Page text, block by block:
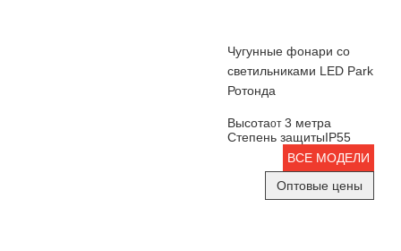
Чугунные фонари со
светильниками LED Park
Ротонда
Высотаот 3 метра
Степень защитыIP55
ВСЕ МОДЕЛИ
Оптовые цены